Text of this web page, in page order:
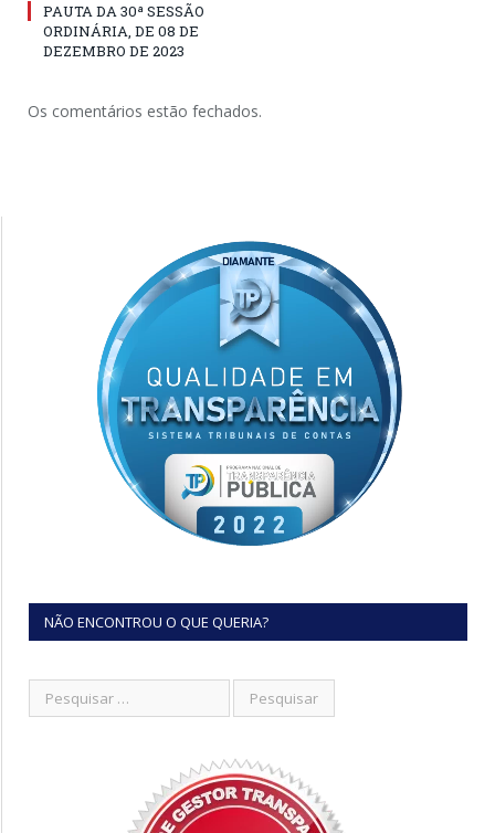
PAUTA DA 30ª SESSÃO
ORDINÁRIA, DE 08 DE
DEZEMBRO DE 2023
Os comentários estão fechados.
NÃO ENCONTROU O QUE QUERIA?